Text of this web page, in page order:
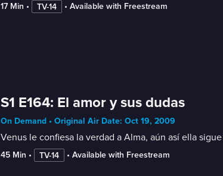
17 Min • TV-14 • Available with Freestream
S1 E164: El amor y sus dudas
On Demand • Original Air Date: Oct 19, 2009
Venus le confiesa la verdad a Alma, aún así ella
45 Min • TV-14 • Available with Freestream